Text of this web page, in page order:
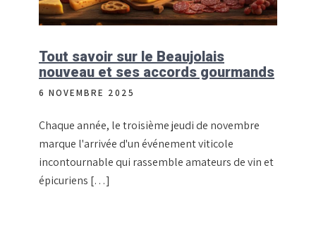
Tout savoir sur le Beaujolais
nouveau et ses accords gourmands
6 NOVEMBRE 2025
Chaque année, le troisième jeudi de novembre
marque l'arrivée d'un événement viticole
incontournable qui rassemble amateurs de vin et
épicuriens […]